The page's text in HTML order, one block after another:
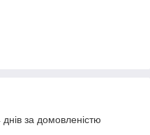
за домовленістю